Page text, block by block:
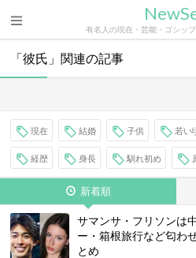
有名人の現在・芸能・ゴシッ
「彼氏」関連の記事
現在 結婚 子供 若い
経歴 身長 馴れ初め
新着順
サマンサ・フリソンは
ー・箱根旅行など匂わ
とめ